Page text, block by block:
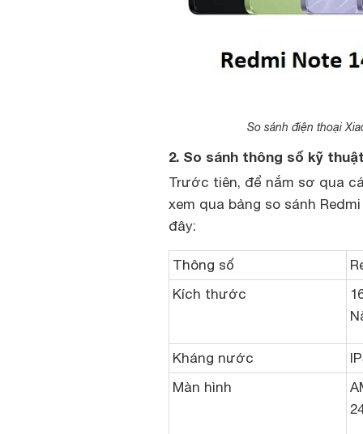
So sánh điện thoại
2. So sánh thông số kỹ
Trước tiên, để nắm sơ qua
xem qua bảng so sánh
đây:
Thông số
Kích thước
Kháng nước
Màn hình